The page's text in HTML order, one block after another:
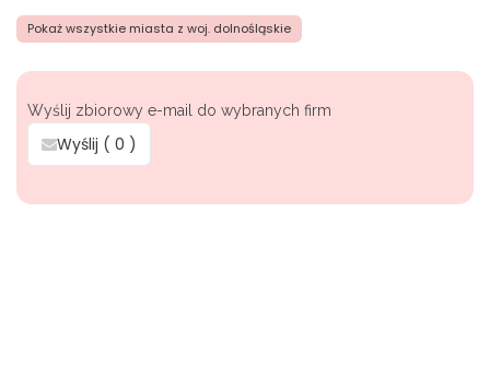
Pokaż wszystkie miasta z woj. dolnośląskie
Wyślij zbiorowy e-mail do wybranych firm
Wyślij ( 0 )